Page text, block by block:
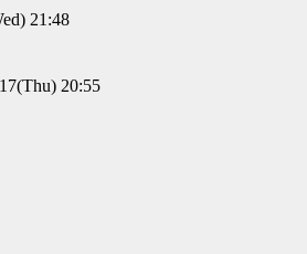
21:48
20:55